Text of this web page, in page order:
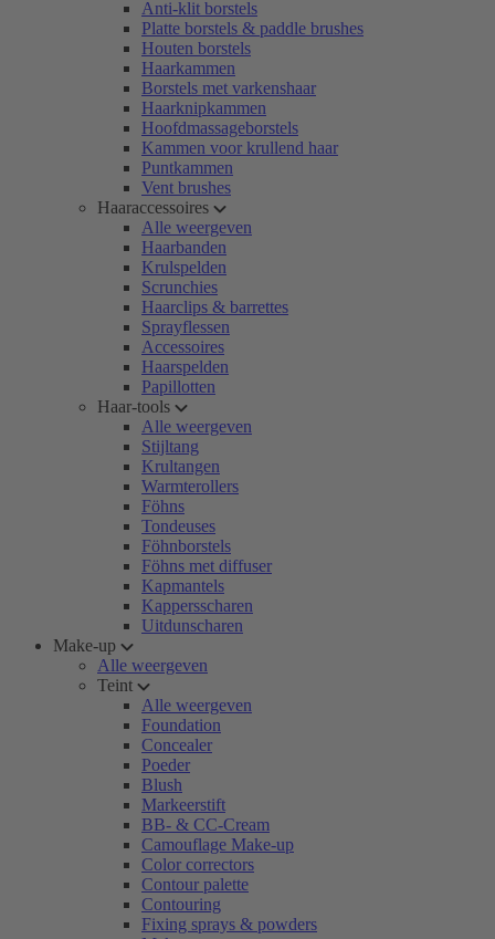
Anti-klit borstels
Platte borstels & paddle brushes
Houten borstels
Haarkammen
Borstels met varkenshaar
Haarknipkammen
Hoofdmassageborstels
Kammen voor krullend haar
Puntkammen
Vent brushes
Haaraccessoires
Alle weergeven
Haarbanden
Krulspelden
Scrunchies
Haarclips & barrettes
Sprayflessen
Accessoires
Haarspelden
Papillotten
Haar-tools
Alle weergeven
Stijltang
Krultangen
Warmterollers
Föhns
Tondeuses
Föhnborstels
Föhns met diffuser
Kapmantels
Kappersscharen
Uitdunscharen
Make-up
Alle weergeven
Teint
Alle weergeven
Foundation
Concealer
Poeder
Blush
Markeerstift
BB- & CC-Cream
Camouflage Make-up
Color correctors
Contour palette
Contouring
Fixing sprays & powders